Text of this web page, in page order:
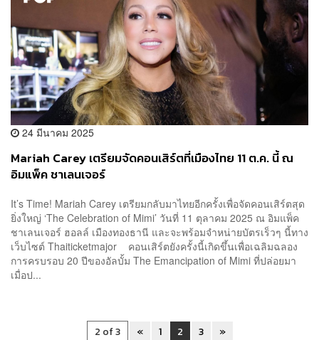
24 มีนาคม 2025
Mariah Carey เตรียมจัดคอนเสิร์ตที่เมืองไทย 11 ต.ค. นี้ ณ
อิมแพ็ค ชาเลนเจอร์
It’s Time! Mariah Carey เตรียมกลับมาไทยอีกครั้งเพื่อจัดคอนเสิร์ตสุด
ยิ่งใหญ่ ‘The Celebration of Mimi’ วันที่ 11 ตุลาคม 2025 ณ อิมแพ็ค
ชาเลนเจอร์ ฮอลล์ เมืองทองธานี และจะพร้อมจำหน่ายบัตรเร็วๆ นี้ทาง
เว็บไซต์ Thaiticketmajor คอนเสิร์ตยังครั้งนี้เกิดขึ้นเพื่อเฉลิมฉลอง
การครบรอบ 20 ปีของอัลบั้ม The Emancipation of Mimi ที่ปล่อยมา
เมื่อป...
2 of 3 « 1 2 3 »